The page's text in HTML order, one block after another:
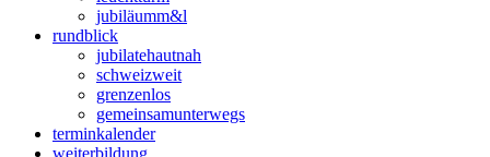
jubiläumm&l
rundblick
jubilatehautnah
schweizweit
grenzenlos
gemeinsamunterwegs
terminkalender
weiterbildung